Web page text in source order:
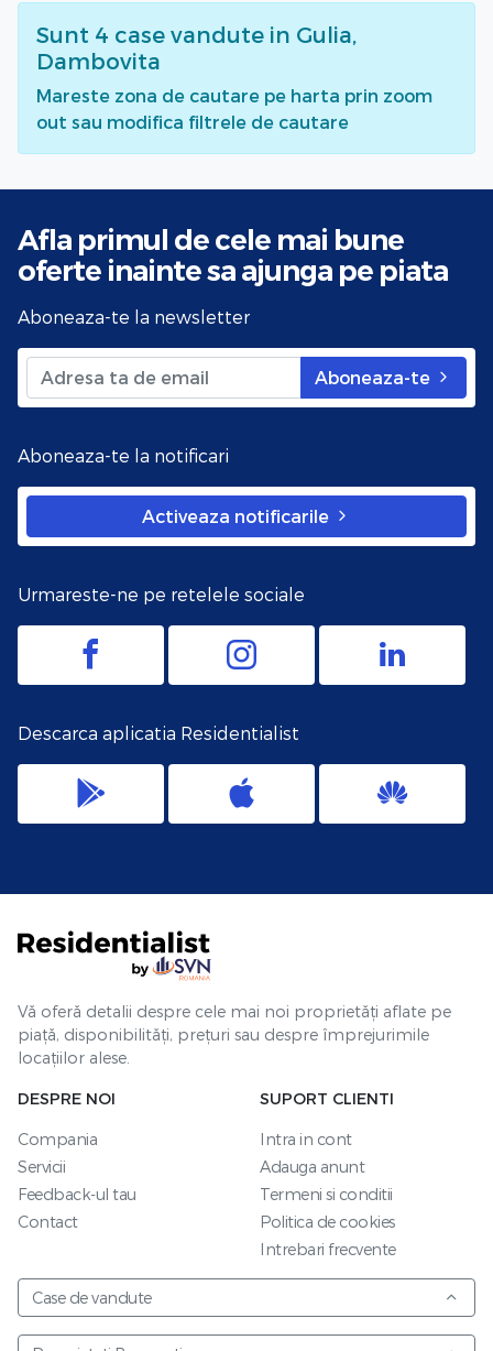
Sunt 4 case vandute in Gulia,
Dambovita
Mareste zona de cautare pe harta prin zoom
out sau modifica filtrele de cautare
Afla primul de cele mai bune
oferte inainte sa ajunga pe piata
Aboneaza-te la newsletter
Aboneaza-te
Aboneaza-te la notificari
Activeaza notificarile
Urmareste-ne pe retelele sociale
Descarca aplicatia Residentialist
Vă oferă detalii despre cele mai noi proprietăți aflate pe
piață, disponibilități, prețuri sau despre împrejurimile
locațiilor alese.
DESPRE NOI
Compania
Servicii
Feedback-ul tau
Contact
SUPORT CLIENTI
Intra in cont
Adauga anunt
Termeni si conditii
Politica de cookies
Intrebari frecvente
Case de vandute